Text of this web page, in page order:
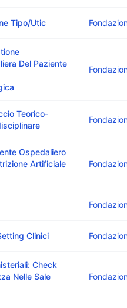
Tipo/Utic
Del Paziente
Teorico-
Ospedaliero
Artificiale
Clinici
Check
Nelle Sale